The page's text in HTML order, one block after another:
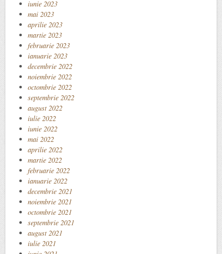
iunie 2023
mai 2023
aprilie 2023
martie 2023
februarie 2023
ianuarie 2023
decembrie 2022
noiembrie 2022
octombrie 2022
septembrie 2022
august 2022
iulie 2022
iunie 2022
mai 2022
aprilie 2022
martie 2022
februarie 2022
ianuarie 2022
decembrie 2021
noiembrie 2021
octombrie 2021
septembrie 2021
august 2021
iulie 2021